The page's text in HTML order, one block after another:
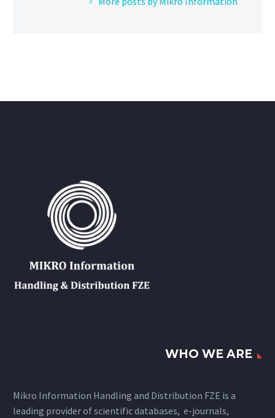
WHO WE ARE
Mikro Information Handling and Distribution FZE is a
leading provider of scientific databases, e-journals,